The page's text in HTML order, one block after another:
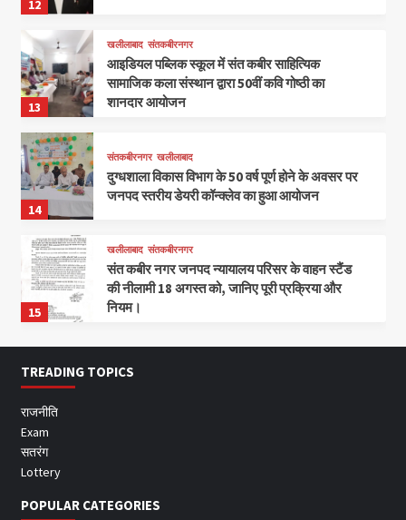
12
13
खलीलाबाद संतकबीरनगर
आइडियल पब्लिक स्कूल में संत कबीर साहित्यिक
सामाजिक कला संस्थान द्वारा 50वीं कवि गोष्ठी का
शानदार आयोजन
14
संतकबीरनगर खलीलाबाद
दुग्धशाला विकास विभाग के 50 वर्ष पूर्ण होने के अवसर पर
जनपद स्तरीय डेयरी कॉन्क्लेव का हुआ आयोजन
15
खलीलाबाद संतकबीरनगर
संत कबीर नगर जनपद न्यायालय परिसर के वाहन स्टैंड
की नीलामी 18 अगस्त को, जानिए पूरी प्रक्रिया और
नियम।
TREADING TOPICS
राजनीति
Exam
सतरंग
Lottery
POPULAR CATEGORIES